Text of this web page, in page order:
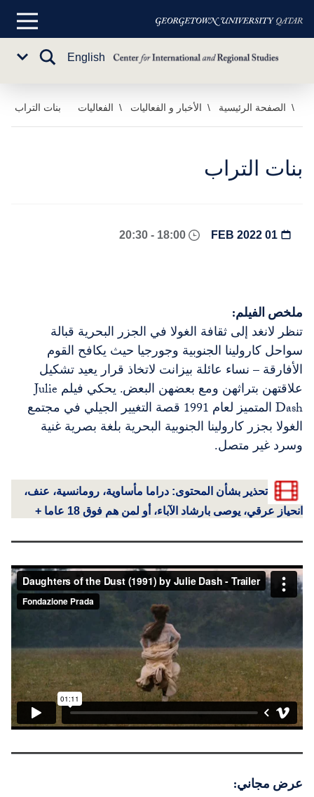
تخطي
إلى
الرئيسي
القائمة
English
تبديل
الصفحة الرئيسية الأخبار و الفعاليات الفعاليات بنات التراب
بنات التراب
ملخص الفيلم:
تنظر لانغد إلى ثقافة الغولا في الجزر البحرية قبالة
سواحل كارولينا الجنوبية وجورجيا حيث يكافح القوم
الأفارقة – نساء عائلة بيزانت لاتخاذ قرار يعيد تشكيل
علاقتهن بتراثهن ومع بعضهن البعض. يحكي فيلم Julie
Dash المتميز لعام 1991 قصة التغيير الجيلي في مجتمع
الغولا بجزر كارولينا الجنوبية البحرية بلغة بصرية غنية
وسرد غير متصل.
تحذير بشأن المحتوى: دراما مأساوية، رومانسية، عنف،
انحياز عرقي، يوصى بارشاد الآباء، أو لمن هم فوق 18 عاما +
عرض مجاني: